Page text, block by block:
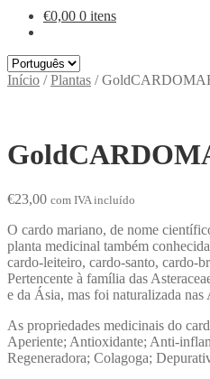
€0,00 0 itens
Escolha
um
Início /Plantas /
€23,00 com IVA incluído
O cardo mariano, de nome
planta medicinal também
cardo-leiteiro, cardo-santo, cardo-
Pertencente à família das
e da Ásia, mas foi naturalizada
As propriedades medicinais do
Aperiente; Antioxidante; Anti-
Regeneradora; Colagoga;